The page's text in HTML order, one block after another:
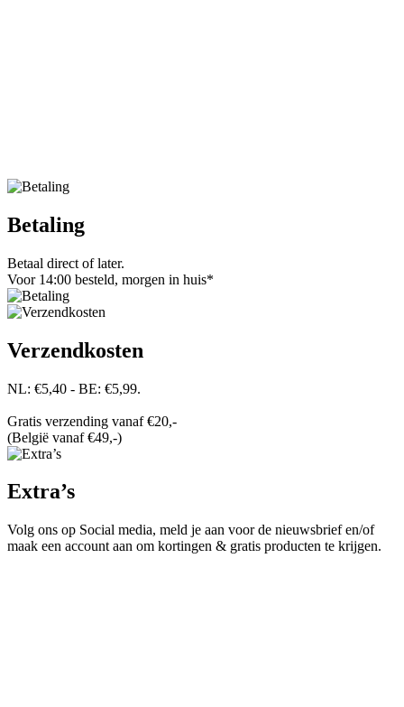
Betaling
Betaal direct of later.
Voor 14:00 besteld, morgen in huis*
Verzendkosten
NL: €5,40 - BE: €5,99.
Gratis verzending vanaf €20,-
(België vanaf €49,-)
Extra’s
Volg ons op Social media, meld je aan voor de nieuwsbrief en/of
maak een account aan om kortingen & gratis producten te krijgen.